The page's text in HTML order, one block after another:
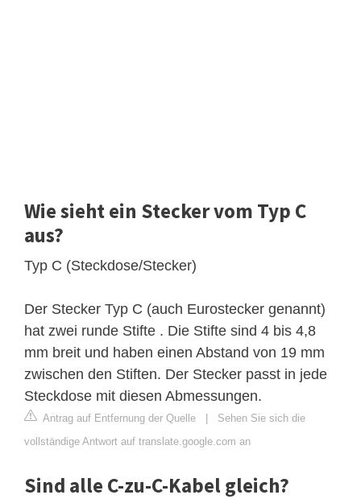
Wie sieht ein Stecker vom Typ C
aus?
Typ C (Steckdose/Stecker)
Der Stecker Typ C (auch Eurostecker genannt)
hat zwei runde Stifte . Die Stifte sind 4 bis 4,8
mm breit und haben einen Abstand von 19 mm
zwischen den Stiften. Der Stecker passt in jede
Steckdose mit diesen Abmessungen.
Antrag auf Entfernung der Quelle | Sehen Sie sich die
vollständige Antwort auf translate.google.com an
Sind alle C-zu-C-Kabel gleich?